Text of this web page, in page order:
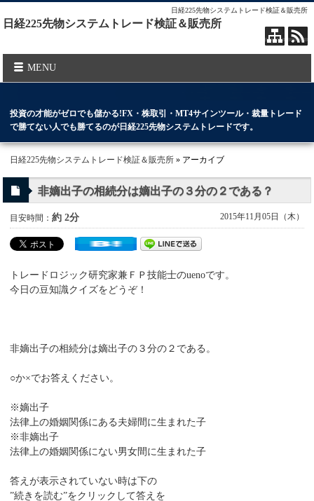
日経225先物システムトレード検証＆販売所
日経225先物システムトレード検証＆販売所
MENU
投資の才能がゼロでも儲かる!FX・株取引・MT4サインツール・裁量トレード
で勝てない人でも勝てるのが日経225先物システムトレードです。
日経225先物システムトレード検証＆販売所 » アーカイブ
非嫡出子の相続分は嫡出子の３分の２である？
目安時間：約 2分 2015年11月05日（木）
トレードロジック研究家兼ＦＰ技能士のuenoです。
今日の豆知識クイズをどうぞ！
非嫡出子の相続分は嫡出子の３分の２である。
○か×でお答えください。
※嫡出子
法律上の婚姻関係にある夫婦間に生まれた子
※非嫡出子
法律上の婚姻関係にない男女間に生まれた子
答えが表示されていない時は下の
”続きを読む”をクリックして答えを